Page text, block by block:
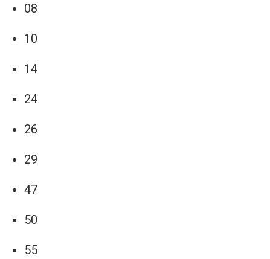
08
10
14
24
26
29
47
50
55